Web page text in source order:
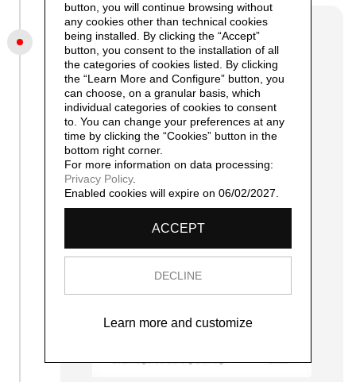
2010
Erich Lindenberg – La collezione della
fondazione d’arte Erich Lindenberg
button, you will continue browsing without
any cookies other than technical cookies
being installed. By clicking the “Accept”
button, you consent to the installation of all
the categories of cookies listed. By clicking
the “Learn More and Configure” button, you
can choose, on a granular basis, which
individual categories of cookies to consent
to. You can change your preferences at any
time by clicking the “Cookies” button in the
bottom right corner.
For more information on data processing:
Privacy Policy.
Enabled cookies will expire on 06/02/2027.
ACCEPT
DECLINE
Learn more and customize